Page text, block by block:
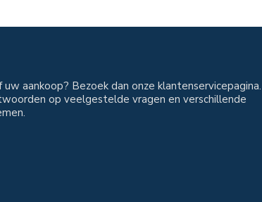
aankoop? Bezoek dan onze klantenservicepagina.
op veelgestelde vragen en verschillende